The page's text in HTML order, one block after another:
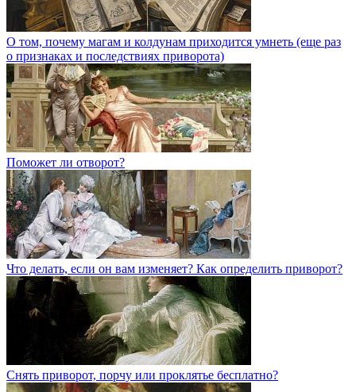
О том, почему магам и колдунам приходится умнеть (еще раз
о признаках и последствиях приворота)
Поможет ли отворот?
Что делать, если он вам изменяет? Как определить приворот?
Снять приворот, порчу или проклятье бесплатно?